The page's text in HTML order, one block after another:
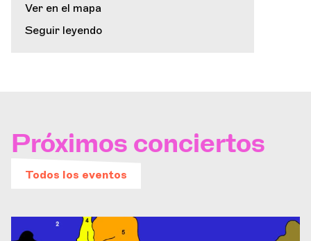
Ver en el mapa
Seguir leyendo
Próximos conciertos
Todos los eventos